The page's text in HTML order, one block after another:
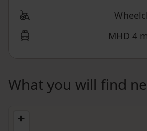
MHD 4
What you will find